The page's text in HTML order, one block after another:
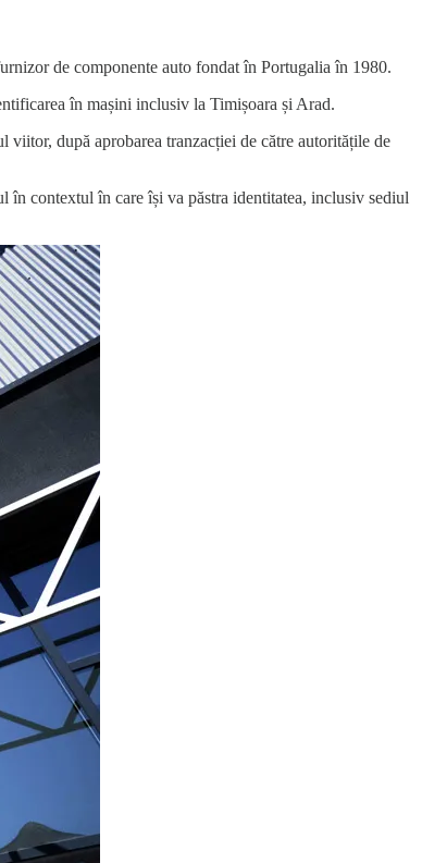
de componente auto fondat în Portugalia în 1980.
în mașini inclusiv la Timișoara și Arad.
după aprobarea tranzacției de către autoritățile de
în contextul în care își va păstra identitatea, inclusiv sediul